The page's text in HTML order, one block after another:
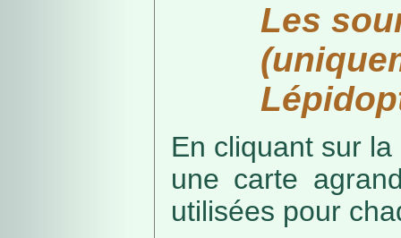
Les
En cliquant sur
une carte
utilisées pour